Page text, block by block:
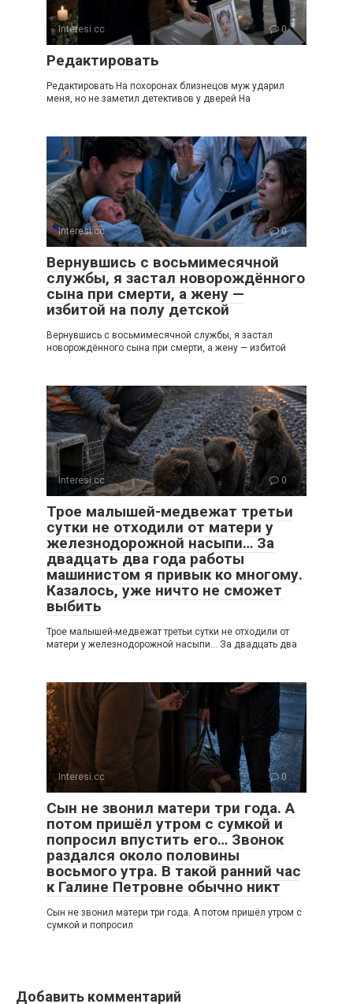
Interesi.cc 0
Редактировать
Редактировать На похоронах близнецов муж ударил
меня, но не заметил детективов у дверей На
Interesi.cc 0
Вернувшись с восьмимесячной
службы, я застал новорождённого
сына при смерти, а жену —
избитой на полу детской
Вернувшись с восьмимесячной службы, я застал
новорождённого сына при смерти, а жену — избитой
Interesi.cc 0
Трое малышей-медвежат третьи
сутки не отходили от матери у
железнодорожной насыпи… За
двадцать два года работы
машинистом я привык ко многому.
Казалось, уже ничто не сможет
выбить
Трое малышей-медвежат третьи сутки не отходили от
матери у железнодорожной насыпи… За двадцать два
Interesi.cc 0
Сын не звонил матери три года. А
потом пришёл утром с сумкой и
попросил впустить его… Звонок
раздался около половины
восьмого утра. В такой ранний час
к Галине Петровне обычно никт
Сын не звонил матери три года. А потом пришёл утром с
сумкой и попросил
Добавить комментарий